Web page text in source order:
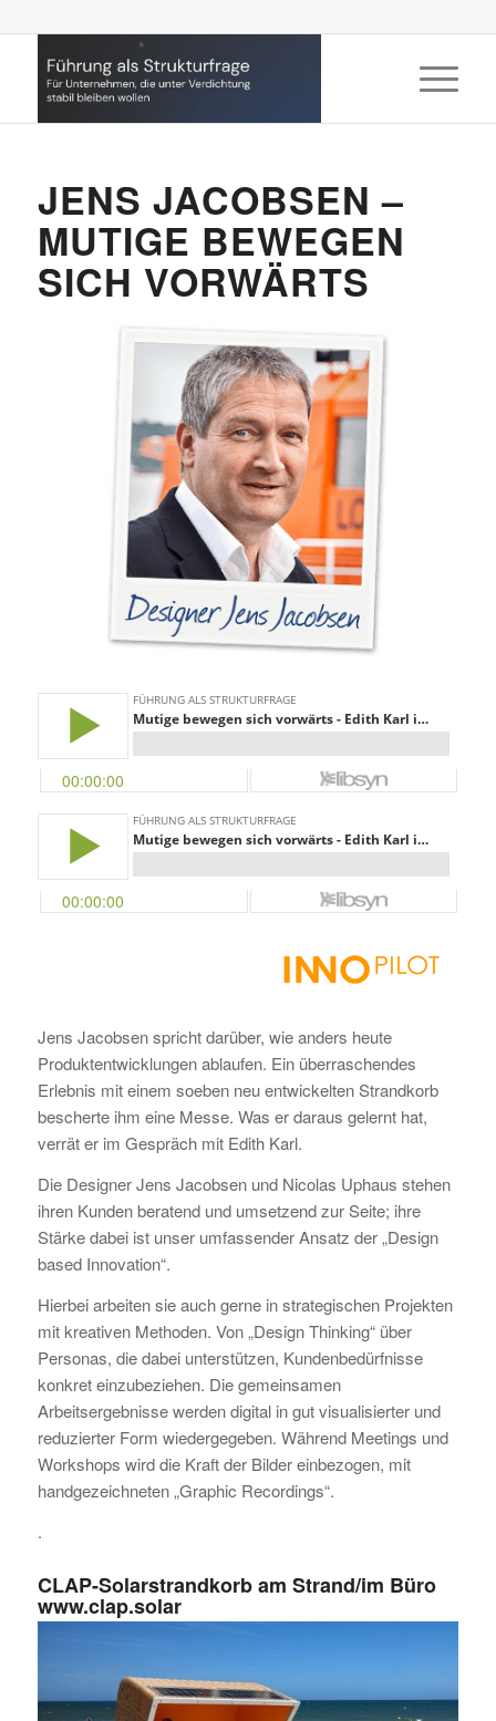
JENS JACOBSEN –
MUTIGE BEWEGEN
SICH VORWÄRTS
Jens Jacobsen spricht darüber, wie anders heute
Produktentwicklungen ablaufen. Ein überraschendes
Erlebnis mit einem soeben neu entwickelten Strandkorb
bescherte ihm eine Messe. Was er daraus gelernt hat,
verrät er im Gespräch mit Edith Karl.
Die Designer Jens Jacobsen und Nicolas Uphaus stehen
ihren Kunden beratend und umsetzend zur Seite; ihre
Stärke dabei ist unser umfassender Ansatz der „Design
based Innovation“.
Hierbei arbeiten sie auch gerne in strategischen Projekten
mit kreativen Methoden. Von „Design Thinking“ über
Personas, die dabei unterstützen, Kundenbedürfnisse
konkret einzubeziehen. Die gemeinsamen
Arbeitsergebnisse werden digital in gut visualisierter und
reduzierter Form wiedergegeben. Während Meetings und
Workshops wird die Kraft der Bilder einbezogen, mit
handgezeichneten „Graphic Recordings“.
.
CLAP-Solarstrandkorb am Strand/im Büro
www.clap.solar